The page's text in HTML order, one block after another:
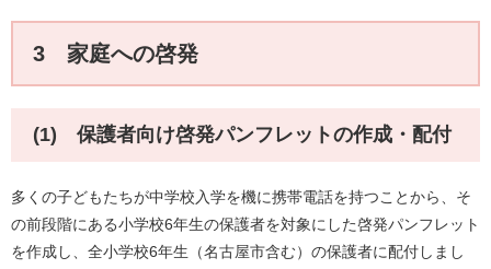
3 家庭への啓発
(1) 保護者向け啓発パンフレットの作成・配付
多くの子どもたちが中学校入学を機に携帯電話を持つことから、そ
の前段階にある小学校6年生の保護者を対象にした啓発パンフレット
を作成し、全小学校6年生（名古屋市含む）の保護者に配付しまし